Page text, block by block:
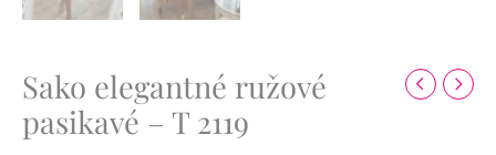
Sako elegantné ružové
pasikavé – T 2119